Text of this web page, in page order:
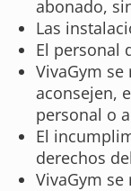
abonado,
Las
El personal
VivaGym
aconsejen,
personal o
El
derechos
VivaGym